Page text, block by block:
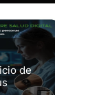
de